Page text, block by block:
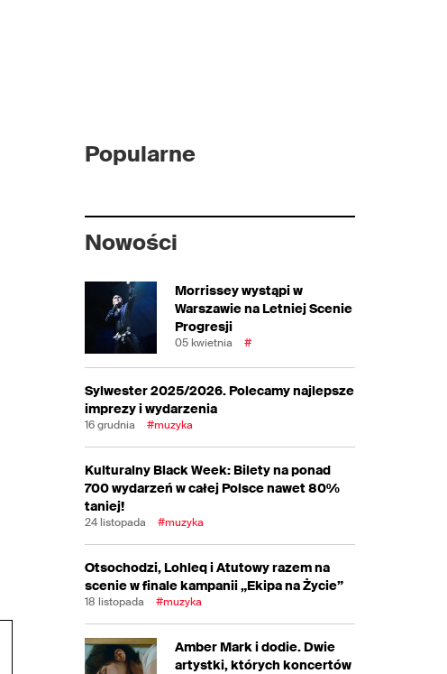
Popularne
Nowości
Morrissey wystąpi w
Warszawie na Letniej Scenie
Progresji
05 kwietnia #
Sylwester 2025/2026. Polecamy najlepsze
imprezy i wydarzenia
16 grudnia #muzyka
Kulturalny Black Week: Bilety na ponad
700 wydarzeń w całej Polsce nawet 80%
taniej!
24 listopada #muzyka
Otsochodzi, Lohleq i Atutowy razem na
scenie w finale kampanii „Ekipa na Życie”
18 listopada #muzyka
Amber Mark i dodie. Dwie
artystki, których koncertów